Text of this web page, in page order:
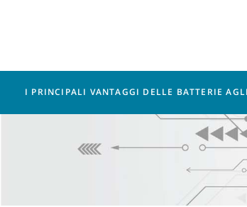
I PRINCIPALI VANTAGGI DELLE BATTERIE